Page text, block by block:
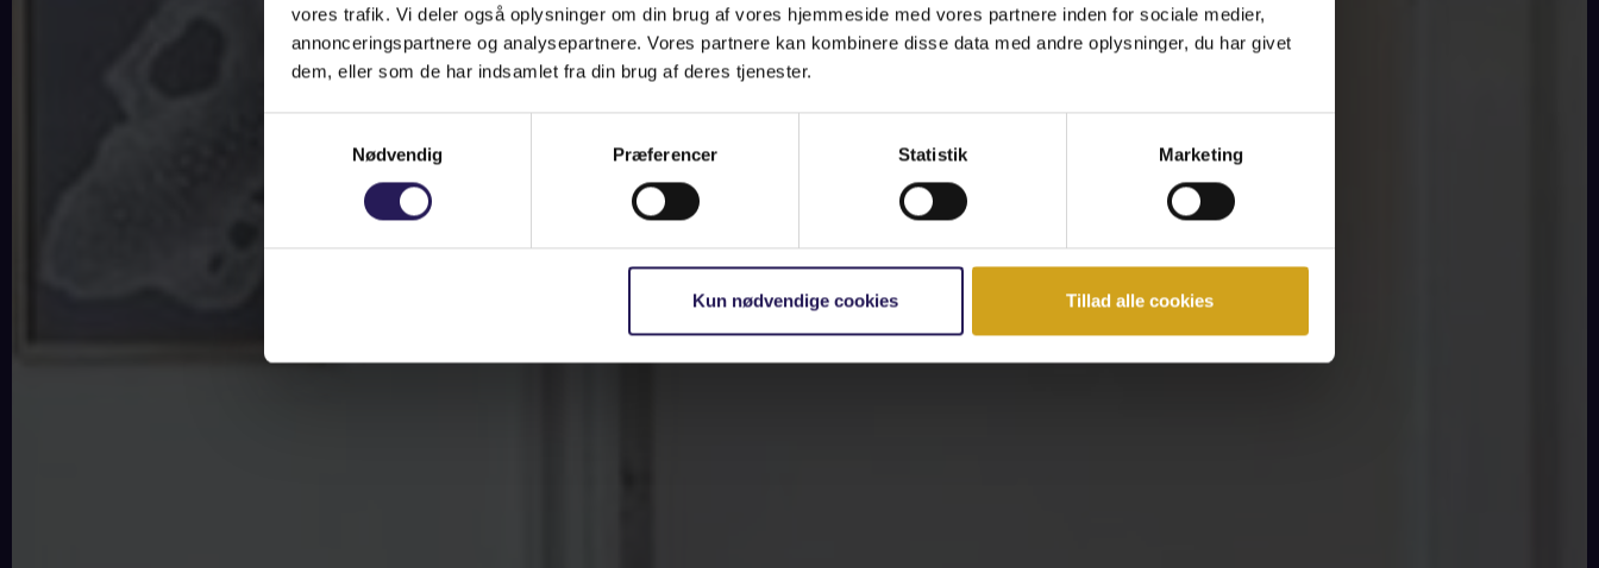
vores trafik. Vi deler også oplysninger om din brug af vores hjemmeside med vores partnere inden for sociale medier,
annonceringspartnere og analysepartnere. Vores partnere kan kombinere disse data med andre oplysninger, du har givet
dem, eller som de har indsamlet fra din brug af deres tjenester.
Nødvendig
Præferencer Statistik Marketing
Kun nødvendige cookies Tillad alle cookies